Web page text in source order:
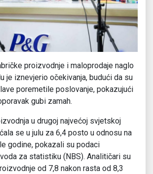
proizvodnje i maloprodaje naglo
je iznevjerio očekivanja, budući da su
poremetile poslovanje, pokazujući
gubi zamah.
u drugoj najvećoj svjetskoj
se u julu za 6,4 posto u odnosu na
godine, pokazali su podaci
za statistiku (NBS). Analitičari su
od 7,8 nakon rasta od 8,3